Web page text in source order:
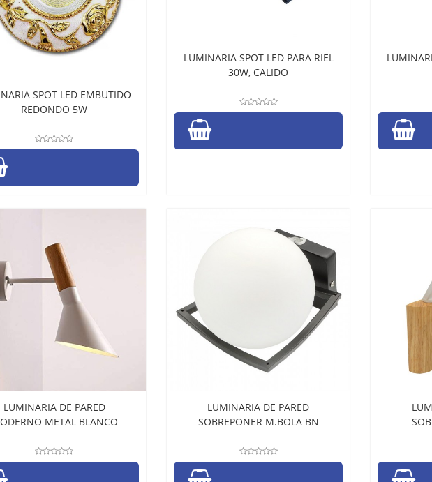
SPOT LED EMBUTIDO
REDONDO 5W
LUMINARIA SPOT LED PARA RIEL
30W, CALIDO
LUMINARIA DE PARED
METAL BLANCO
LUMINARIA DE PARED
SOBREPONER M.BOLA BN